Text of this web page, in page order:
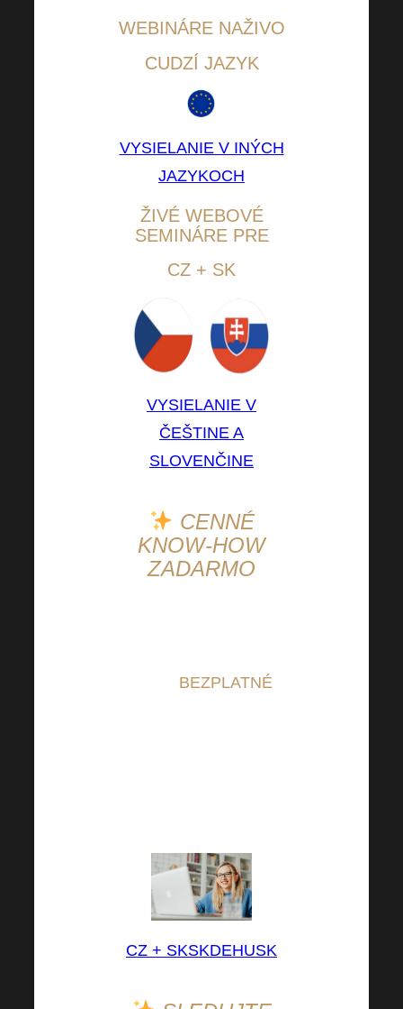
WEBINÁRE NAŽIVO
CUDZÍ JAZYK
VYSIELANIE V INÝCH
JAZYKOCH
ŽIVÉ WEBOVÉ
SEMINÁRE PRE
CZ + SK
VYSIELANIE V
ČEŠTINE A
SLOVENČINE
CENNÉ
KNOW-HOW
ZADARMO
BEZPLATNÉ
CZ + SKSKDEHUSK